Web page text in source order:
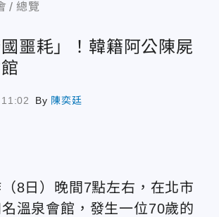
總覽
噩耗」！韓籍阿公陳屍
By 陳奕廷
8日）晚間7點左右，在北市
溫泉會館，發生一位70歲的